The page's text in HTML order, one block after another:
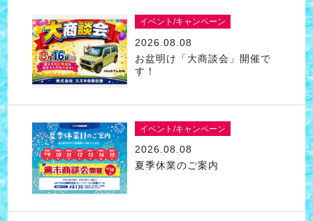
イベント/キャンペーン
2026.08.08
お盆明け「大商談会」開催で
す！
イベント/キャンペーン
2026.08.08
夏季休業のご案内